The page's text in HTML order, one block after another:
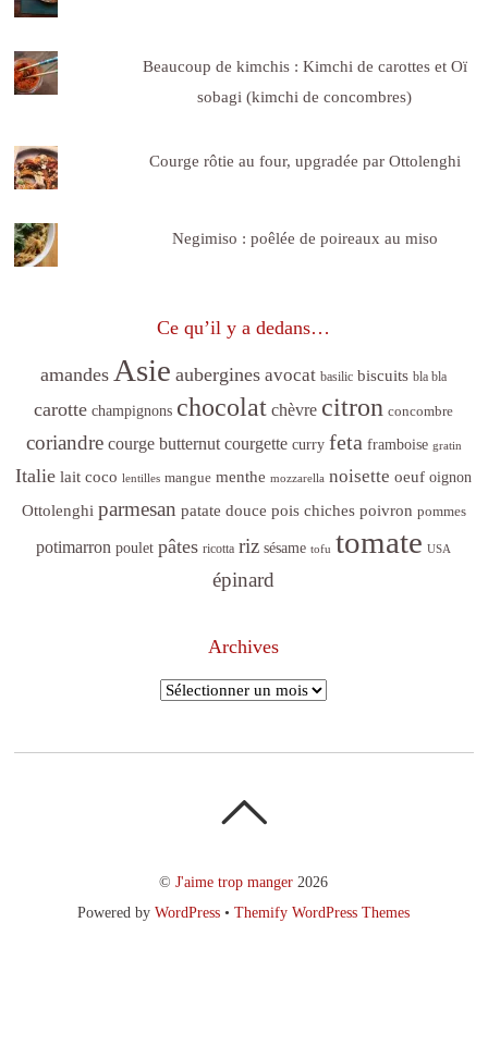
Beaucoup de kimchis : Kimchi de carottes et Oï
sobagi (kimchi de concombres)
Courge rôtie au four, upgradée par Ottolenghi
Negimiso : poêlée de poireaux au miso
Ce qu’il y a dedans…
amandes Asie aubergines avocat basilic biscuits bla bla
carotte champignons chocolat chèvre citron concombre
coriandre courge butternut courgette curry feta framboise gratin
Italie lait coco lentilles mangue menthe mozzarella noisette oeuf oignon
Ottolenghi parmesan patate douce pois chiches poivron pommes
potimarron poulet pâtes ricotta riz sésame tofu tomate USA
épinard
Archives
Archives
©J'aime trop manger 2026
Powered byWordPress •Themify WordPress Themes